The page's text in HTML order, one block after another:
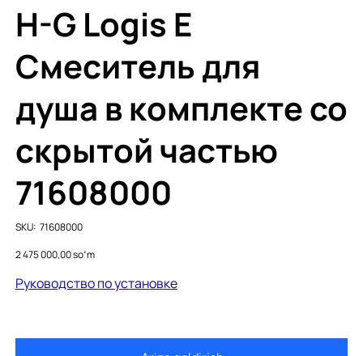
H-G Logis E
Смеситель для
душа в комплекте со
скрытой частью
71608000
SKU: SKU
71608000
71608000
Price
2 475 000,00 soʻm
Руководство по установке